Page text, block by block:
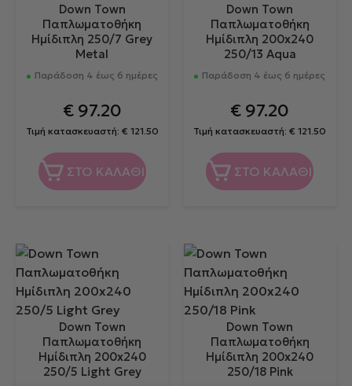
Down Town
Παπλωματοθήκη
Ημίδιπλη 250/7 Grey
Metal
Παράδοση 4 έως 6 ημέρες
€97.20
Τιμή κατασκευαστή: € 121.50
ΣΤΟ ΚΑΛΑΘΙ
Down Town
Παπλωματοθήκη
Ημίδιπλη 200x240
250/13 Aqua
Παράδοση 4 έως 6 ημέρες
€ 97.20
Τιμή κατασκευαστή:€ 121.50
ΣΤΟ ΚΑΛΑΘΙ
Down Town
Παπλωματοθήκη
Ημίδιπλη 200x240
250/5 Light Grey
Down Town
Παπλωματοθήκη
Ημίδιπλη 200x240
250/18 Pink